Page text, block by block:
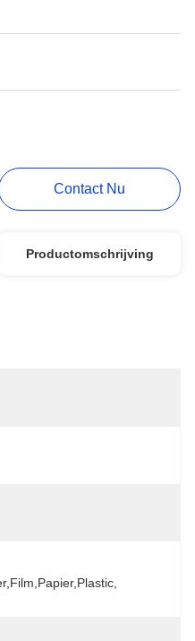
Contact Nu
Productomschrijving